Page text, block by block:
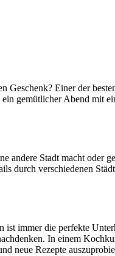
Geschenk? Einer der
gemütlicher Abend mit
andere Stadt macht oder
durch verschiedenen
ist immer die perfekte
In einem
neue Rezepte